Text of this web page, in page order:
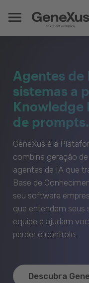
Agentes de
sistemas a
Knowledge
de prompts.
GeneXus é a
combina geração
agentes de IA que
Base de
seu software
que entendem seus
equipe e ajudam
perder o controle.
Descubra